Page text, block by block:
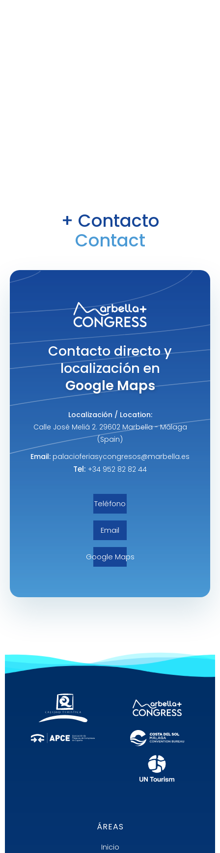
+ Contacto
Contact
Contacto directo y
localización en
Google Maps
Localización / Location:
Calle José Meliá 2. 29602 Marbella - Málaga
(Spain)
Email: palacioferiasycongresos@marbella.es
Tel: +34 952 82 82 44
Teléfono
Email
Google Maps
ÁREAS
Inicio